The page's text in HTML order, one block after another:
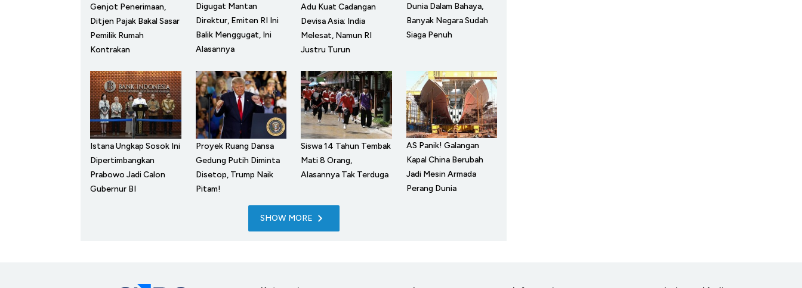
Genjot Penerimaan,
Ditjen Pajak Bakal Sasar
Pemilik Rumah
Kontrakan
Digugat Mantan
Direktur, Emiten RI Ini
Balik Menggugat, Ini
Alasannya
Adu Kuat Cadangan
Devisa Asia: India
Melesat, Namun RI
Justru Turun
Dunia Dalam Bahaya,
Banyak Negara Sudah
Siaga Penuh
Istana Ungkap Sosok Ini
Dipertimbangkan
Prabowo Jadi Calon
Gubernur BI
Proyek Ruang Dansa
Gedung Putih Diminta
Disetop, Trump Naik
Pitam!
Siswa 14 Tahun Tembak
Mati 8 Orang,
Alasannya Tak Terduga
AS Panik! Galangan
Kapal China Berubah
Jadi Mesin Armada
Perang Dunia
SHOW MORE